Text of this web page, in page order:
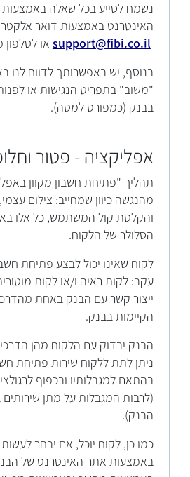
נשמח לסייע בכל שאלה
האינטרנט באמצעות דואר
support@fibi.co.il או לטלפון מספר
בנוסף, יש באפשרותך לדווח לנו
"משוב" בתפריט הנגישות או
בבנק (כמפורט למטה).
אפליקציה - פטור
תהליך "פתיחת חשבון מקוון
מהנגשה כיוון שמחייב: צילום
והקלטת קול המשתמש, כל אלו
הסלולר של הלקוח.
לקוח שאינו יכול לבצע פתיחת
עקב: לקות ראיה ו/או לקות
ייצור קשר עם הבנק באחת
הקיימות בבנק.
הבנק יבדוק עם הלקוח מהן
ניתן לתת ללקוח שירות פתיחת
בהתאם למגבלותיו ובכפוף
(לרבות המגבלות על מתן שירותים
הבנק).
כמו כן, לקוח יוכל, אם יבחר
באמצעות אתר האינטרנט של